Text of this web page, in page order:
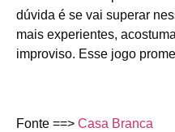
dúvida é se vai superar
mais experientes,
improviso. Esse jogo
Fonte ==> Casa Branca